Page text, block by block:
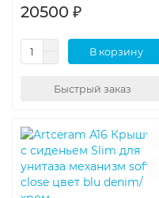
20500 ₽
В корзину
Быстрый заказ